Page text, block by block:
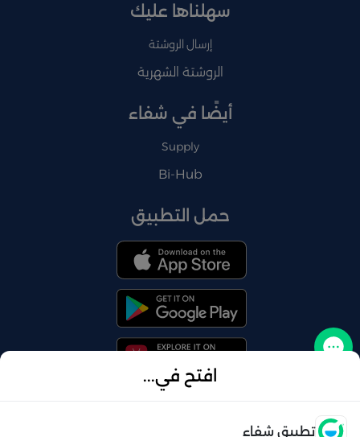
افتح في...
تطبيق شفاء
سهلناها عليك
إرسال الروشتة
الروشتة الشهرية
أيضًا في شفاء
Supply
Bi-Hub
حمل التطبيق
تواصل معنا